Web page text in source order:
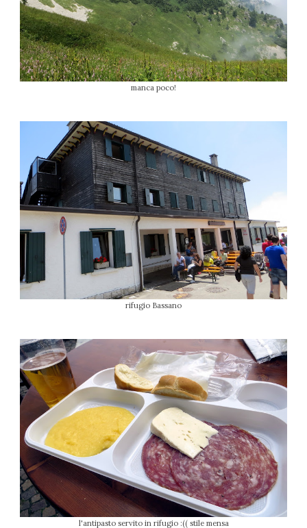
manca poco!
rifugio Bassano
l'antipasto servito in rifugio :(( stile mensa